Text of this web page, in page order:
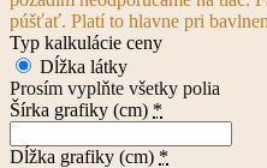
púšťať. Platí to hlavne pri
Typ kalkulácie ceny
Dĺžka látky
Prosím vyplňte všetky polia
Šírka grafiky (cm) *
Dĺžka grafiky (cm) *